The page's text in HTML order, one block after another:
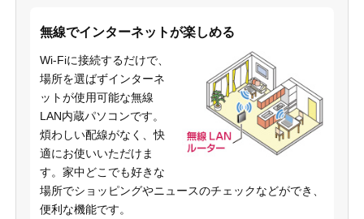
無線でインターネットが楽しめる
Wi-Fiに接続するだけで、
場所を選ばずインターネ
ットが使用可能な無線
LAN内蔵パソコンです。
煩わしい配線がなく、快
適にお使いいただけま
す。家中どこでも好きな
場所でショッピングやニュースのチェックなどができ、
便利な機能です。